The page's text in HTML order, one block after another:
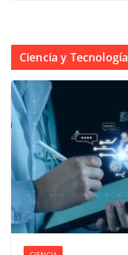
Ciencia y Tecnología